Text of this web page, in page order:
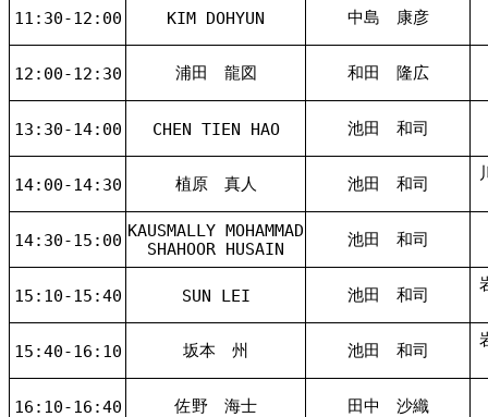
11:30-12:00 KIM DOHYUN 中島 康彦
12:00-12:30 浦田 龍図 和田 隆広
13:30-14:00 CHEN TIEN HAO 池田 和司
14:00-14:30 植原 真人 池田 和司
14:30-15:00
KAUSMALLY MOHAMMAD
SHAHOOR HUSAIN
池田 和司
15:10-15:40 SUN LEI 池田 和司
15:40-16:10 坂本 州 池田 和司
16:10-16:40 佐野 海士 田中 沙織